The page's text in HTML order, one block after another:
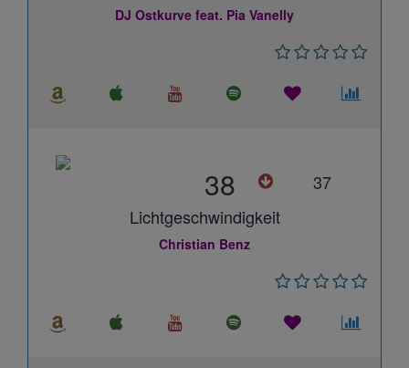
DJ Ostkurve feat. Pia Vanelly
38
37
Lichtgeschwindigkeit
Christian Benz